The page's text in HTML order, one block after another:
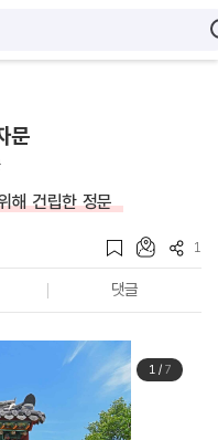
문
해 건립한 정문
1
댓글
1/ 7